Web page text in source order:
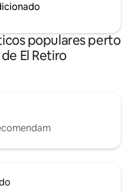
Baby cot
populares perto
El Retiro